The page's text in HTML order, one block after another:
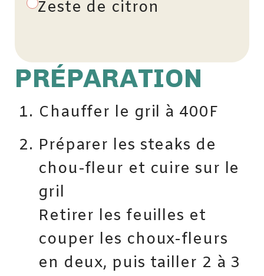
Zeste de citron
PRÉPARATION
Chauffer le gril à 400F
Préparer les steaks de
chou-fleur et cuire sur le
gril
Retirer les feuilles et
couper les choux-fleurs
en deux, puis tailler 2 à 3